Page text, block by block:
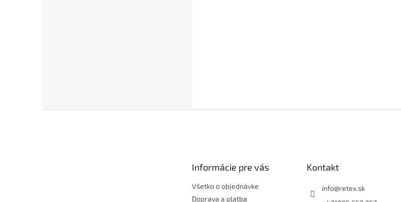
Informácie pre vás
Všetko o objednávke
Doprava a platba
Kontakt
info@retex.sk